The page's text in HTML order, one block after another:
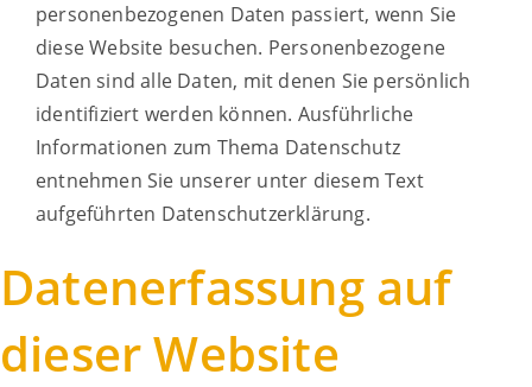
personenbezogenen Daten passiert, wenn Sie
diese Website besuchen. Personenbezogene
Daten sind alle Daten, mit denen Sie persönlich
identifiziert werden können. Ausführliche
Informationen zum Thema Datenschutz
entnehmen Sie unserer unter diesem Text
aufgeführten Datenschutzerklärung.
Datenerfassung auf
dieser Website